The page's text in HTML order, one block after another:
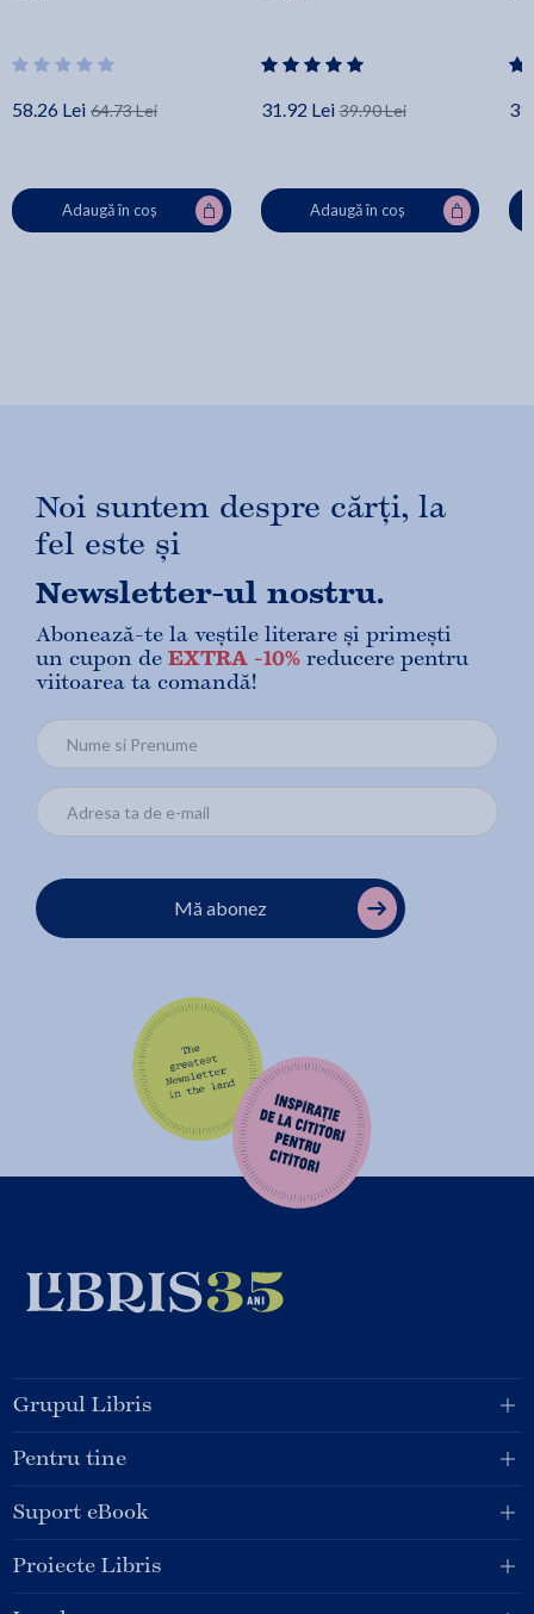
58.26 Lei 64.73 Lei
Adaugă în coș
31.92 Lei 39.90 Lei
Adaugă în coș
Noi suntem despre cărți, la
fel este și
Newsletter-ul nostru.
Abonează-te la veștile literare și primești
un cupon de EXTRA -10% reducere pentru
viitoarea ta comandă!
Mă abonez
Grupul Libris
Pentru tine
Suport eBook
Proiecte Libris